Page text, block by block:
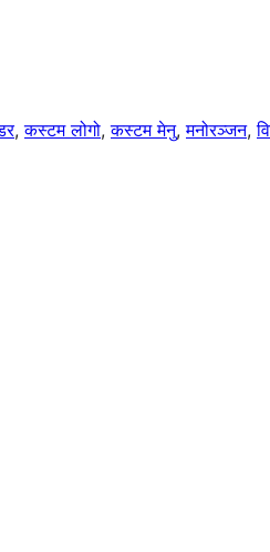
, कस्टम लोगो, कस्टम मेनु, मनोरञ्जन,